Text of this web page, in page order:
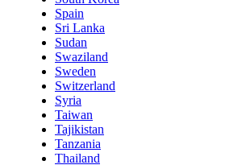
Spain
Sri Lanka
Sudan
Swaziland
Sweden
Switzerland
Syria
Taiwan
Tajikistan
Tanzania
Thailand